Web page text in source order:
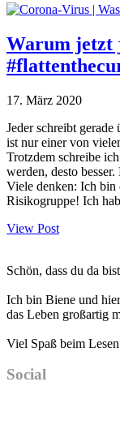
Warum jetzt
17. März 2020
Jeder schreibt
ist nur einer von
Trotzdem schreibe
werden, desto
Viele denken: Ich bin
Risikogruppe! Ich
View Post
Sidebar
Schön, dass du da
Ich bin Biene und
das Leben großartig
Viel Spaß beim
Social